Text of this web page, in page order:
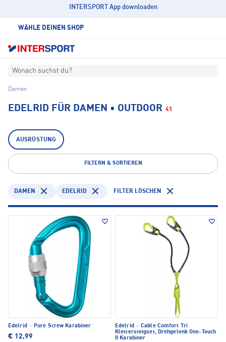
INTERSPORT App downloaden
WÄHLE DEINEN SHOP
Wonach suchst du?
Damen
EDELRID FÜR DAMEN • OUTDOOR 41
AUSRÜSTUNG
FILTERN & SORTIEREN
DAMEN EDELRID FILTER LÖSCHEN
Edelrid · Pure Screw Karabiner
€ 12,99
Edelrid · Cable Comfort Tri
Klettersteigset, Drehgelenk One-Touch
II Karabiner